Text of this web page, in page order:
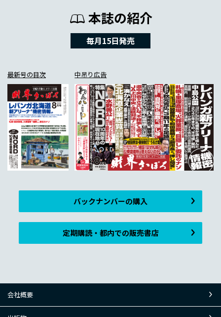
本誌の紹介
毎月15日発売
最新号の目次 中吊り広告
バックナンバーの購入
定期購読・都内での販売書店
会社概要